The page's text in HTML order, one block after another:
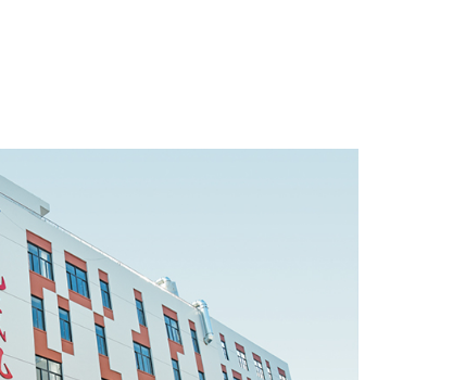
、大型灌溉系统等需要高扬程的应用
设备的可靠性，减少因电气问题导致